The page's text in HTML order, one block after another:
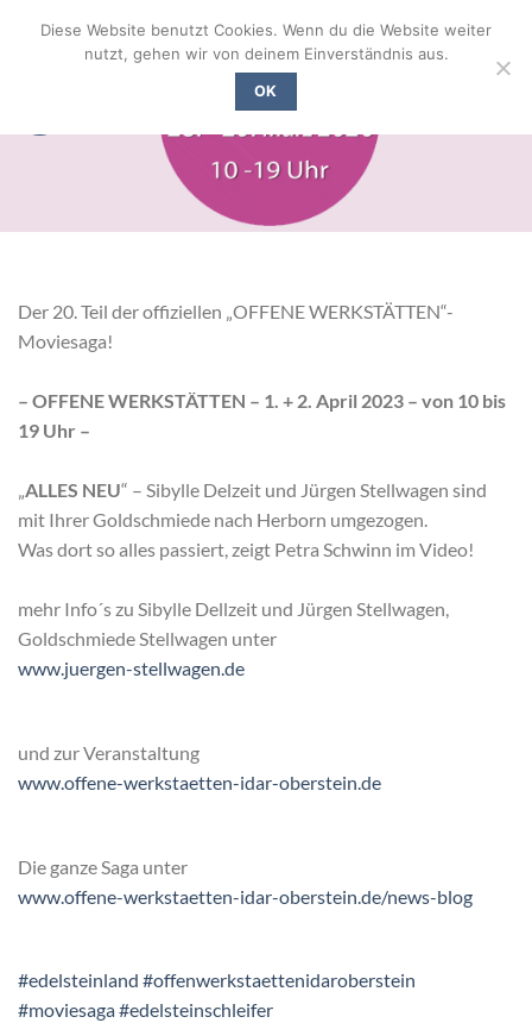
Inhalt
Der 20. Teil der offiziellen „OFFENE WERKSTÄTTEN“-
Moviesaga!
– OFFENE WERKSTÄTTEN – 1. + 2. April 2023 – von 10 bis
19 Uhr –
„ALLES NEU“ – Sibylle Delzeit und Jürgen Stellwagen sind
mit Ihrer Goldschmiede nach Herborn umgezogen.
Was dort so alles passiert, zeigt Petra Schwinn im Video!
mehr Info´s zu Sibylle Dellzeit und Jürgen Stellwagen,
Goldschmiede Stellwagen unter
www.juergen-stellwagen.de
und zur Veranstaltung
www.offene-werkstaetten-idar-oberstein.de
Die ganze Saga unter
www.offene-werkstaetten-idar-oberstein.de/news-blog
#edelsteinland #offenwerkstaettenidaroberstein
#moviesaga#edelsteinschleifer
Diese Website benutzt Cookies. Wenn du die Website weiter
nutzt, gehen wir von deinem Einverständnis aus.
OK